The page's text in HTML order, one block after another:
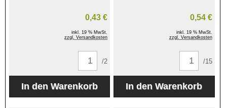
0,43 €
inkl. 19 % MwSt.
zzgl. Versandkosten
/2
0,54 €
inkl. 19 % MwSt.
zzgl. Versandkosten
/15